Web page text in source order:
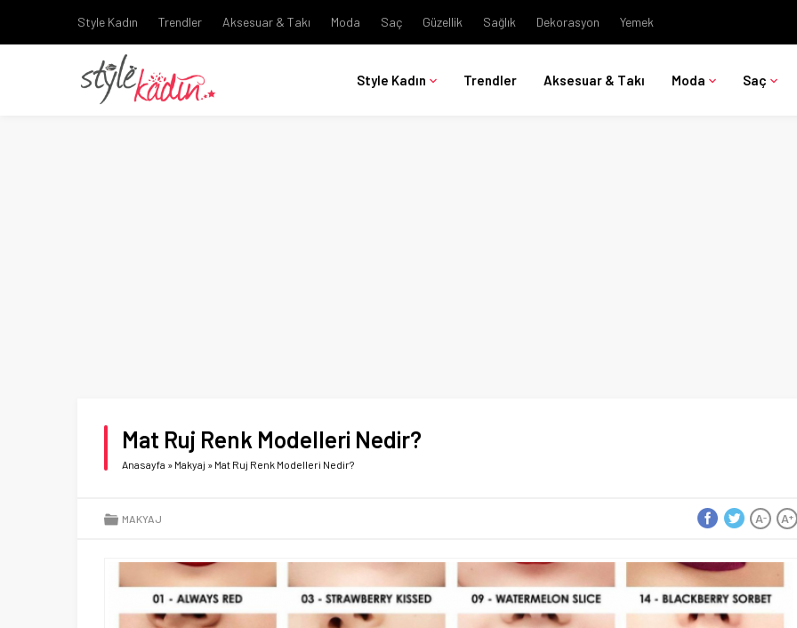
Style Kadın Trendler Aksesuar & Takı Moda Saç Güzellik Sağlık Dekorasyon Yemek
Style Kadın Trendler Aksesuar & Takı Moda Saç
Mat Ruj Renk Modelleri Nedir?
Anasayfa » Makyaj » Mat Ruj Renk Modelleri Nedir?
MAKYAJ A+
A-